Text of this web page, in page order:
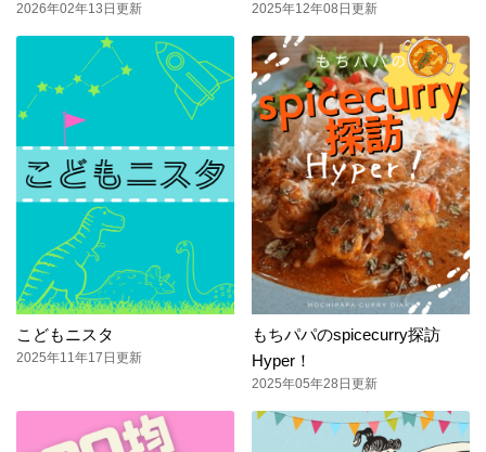
2026年02年13日更新 2025年12年08日更新
こどもニスタ
2025年11年17日更新
もちパパのspicecurry探訪
Hyper！
2025年05年28日更新